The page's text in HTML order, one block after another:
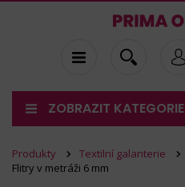
ZOBRAZIT KATEGORIE
Produkty Textilní galanterie
Flitry v metráži 6 mm